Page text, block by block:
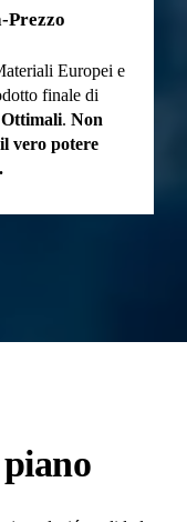
Prezzo
Europei e
finale di
Ottimali. Non
vero potere